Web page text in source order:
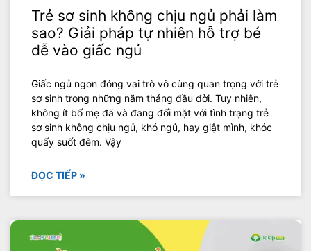
Trẻ sơ sinh không chịu ngủ phải làm
sao? Giải pháp tự nhiên hỗ trợ bé
dễ vào giấc ngủ
Giấc ngủ ngon đóng vai trò vô cùng quan trọng với trẻ
sơ sinh trong những năm tháng đầu đời. Tuy nhiên,
không ít bố mẹ đã và đang đối mặt với tình trạng trẻ
sơ sinh không chịu ngủ, khó ngủ, hay giật mình, khóc
quấy suốt đêm. Vậy
ĐỌC TIẾP »